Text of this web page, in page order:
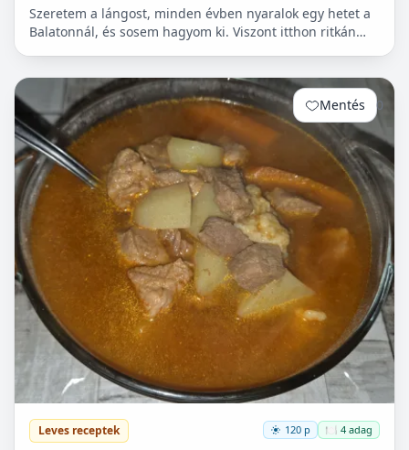
Szeretem a lángost, minden évben nyaralok egy hetet a
Balatonnál, és sosem hagyom ki. Viszont itthon ritkán
Mentés 0
Leves receptek 120 p 🍽️ 4 adag